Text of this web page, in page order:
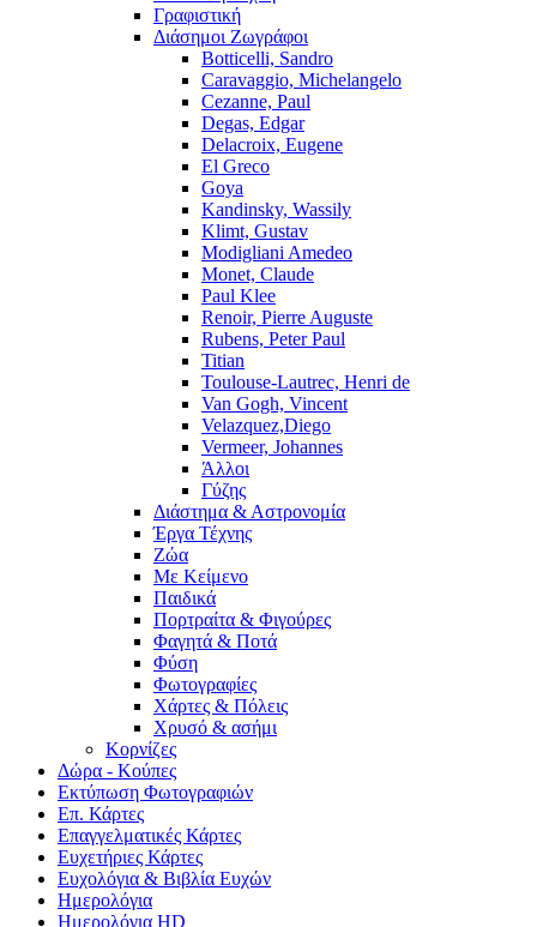
Γραφιστική
Διάσημοι Ζωγράφοι
Botticelli, Sandro
Caravaggio, Michelangelo
Cezanne, Paul
Degas, Edgar
Delacroix, Eugene
El Greco
Goya
Kandinsky, Wassily
Klimt, Gustav
Modigliani Amedeo
Monet, Claude
Paul Klee
Renoir, Pierre Auguste
Rubens, Peter Paul
Titian
Toulouse-Lautrec, Henri de
Van Gogh, Vincent
Velazquez,Diego
Vermeer, Johannes
Άλλοι
Γύζης
Διάστημα & Αστρονομία
Έργα Τέχνης
Ζώα
Με Κείμενο
Παιδικά
Πορτραίτα & Φιγούρες
Φαγητά & Ποτά
Φύση
Φωτογραφίες
Χάρτες & Πόλεις
Χρυσό & ασήμι
Κορνίζες
Δώρα - Κούπες
Εκτύπωση Φωτογραφιών
Επ. Κάρτες
Επαγγελματικές Κάρτες
Ευχετήριες Κάρτες
Ευχολόγια & Βιβλία Ευχών
Ημερολόγια
Ημερολόγια HD